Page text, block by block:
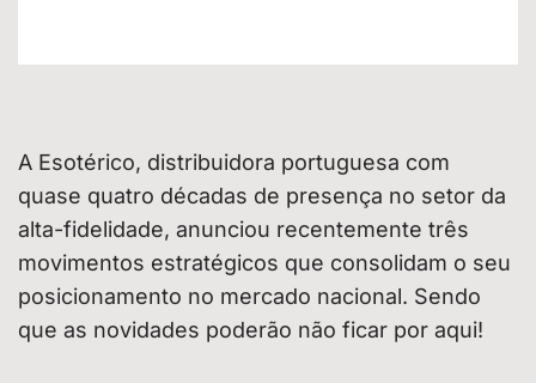
A Esotérico, distribuidora portuguesa com
quase quatro décadas de presença no setor da
alta-fidelidade, anunciou recentemente três
movimentos estratégicos que consolidam o seu
posicionamento no mercado nacional. Sendo
que as novidades poderão não ficar por aqui!